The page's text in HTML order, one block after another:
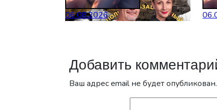
06.08.2026
Добавить
Ваш адрес email не будет опубликован.